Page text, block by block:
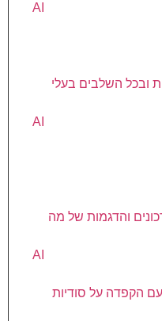
AI
ובכל השלבים בעלי
AI
דק') של עדכונים והדגמות של מה
AI
הקפדה על סודיות